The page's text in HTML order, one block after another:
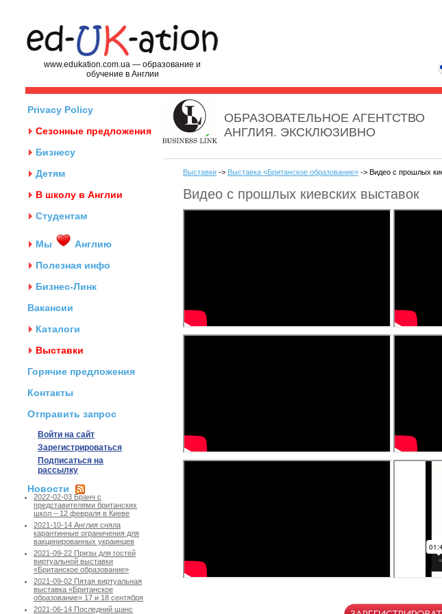
www.edukation.com.ua — образование и
обучение в Англии
Privacy Policy
Сезонные предложения
Бизнесу
Детям
В школу в Англии
Студентам
Мы
Англию
Полезная инфо
Бизнес-Линк
Вакансии
Каталоги
Выставки
Горячие предложения
Контакты
Отправить запрос
Войти на сайт
Зарегистрироваться
Подписаться на
рассылку
Новости
2022-02-03 Бранч с
представителями британских
школ – 12 февраля в Киеве
2021-10-14 Англия сняла
карантинные ограничения для
вакцинированных украинцев
2021-09-22 Призы для гостей
виртуальной выставки
«Британское образование»
2021-09-02 Пятая виртуальная
выставка «Британское
образование» 17 и 18 сентября
2021-06-14 Последний шанс
ОБРАЗОВАТЕЛЬНОЕ АГЕНТСТВО
АНГЛИЯ. ЭКСКЛЮЗИВНО
Выставки -> Выставка «Британское образование» -> Видео с прошлых
Видео с прошлых киевских выставок